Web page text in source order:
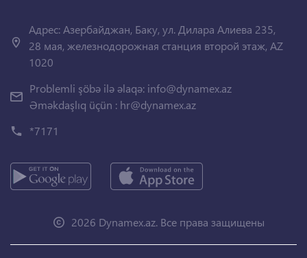
Адрес: Азербайджан, Баку, ул. Дилара Алиева 235,
28 мая, железнодорожная станция второй этаж, AZ
1020
Problemli şöbə ilə əlaqə: info@dynamex.az
Əməkdaşlıq üçün : hr@dynamex.az
*7171
2026 Dynamex.az. Все права защищены